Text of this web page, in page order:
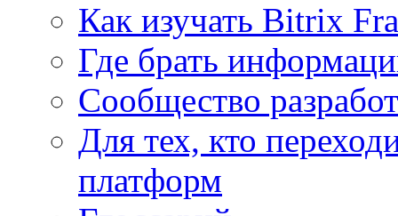
Как изучать Bitrix
Где брать
Сообщество
Для тех, кто
платформ